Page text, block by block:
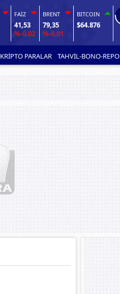
FAİZ
41,53
%-0.02
BRENT
79,35
%-0.01
BITCOIN
$64.876
KRİPTO PARALAR TAHVİL-BONO-REPO